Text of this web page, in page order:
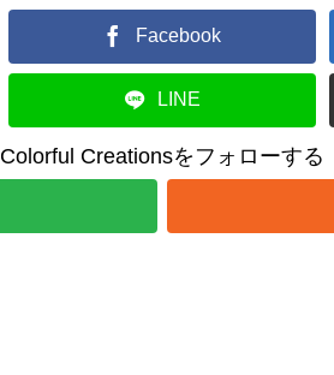
Facebook
LINE
Colorful Creationsをフォローする